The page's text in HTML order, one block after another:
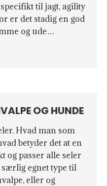
til jagt, agility
er det stadig en god
og ude…
OG HUNDE
Hvad man som
betyder det at en
og passer alle seler
egnet type til
eller og